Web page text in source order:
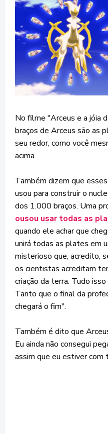
No filme "Arceus e a jóia
braços de Arceus são as
seu redor, como você
acima.
Também dizem que
usou para construir o
dos 1.000 braços. Uma
ousou usar todas as
quando ele achar que
unirá todas as plates em
misterioso que, acredito,
os cientistas acreditam
criação da terra. Tudo
Tanto que o final da
chegará o fim".
Também é dito que
Eu ainda não consegui
assim que eu estiver com